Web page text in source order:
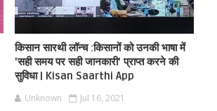
किसान सारथी लॉन्च :किसानों को उनकी भाषा में
'सही समय पर सही जानकारी' प्राप्त करने की
सुविधा | Kisan Saarthi App
Unknown Jul 16, 2021